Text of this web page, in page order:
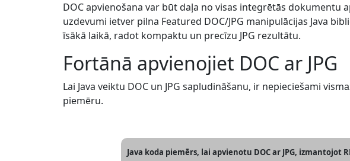
DOC apvienošana var būt daļa no visas integrētās dokumentu
uzdevumi ietver pilna Featured DOC/JPG manipulācijas Java
īsākā laikā, radot kompaktu un precīzu JPG rezultātu.
Fortānā apvienojiet DOC ar JPG
Lai Java veiktu DOC un JPG sapludināšanu, ir nepieciešami
piemēru.
Java koda piemērs, lai apvienotu DOC ar JPG, izmantojot